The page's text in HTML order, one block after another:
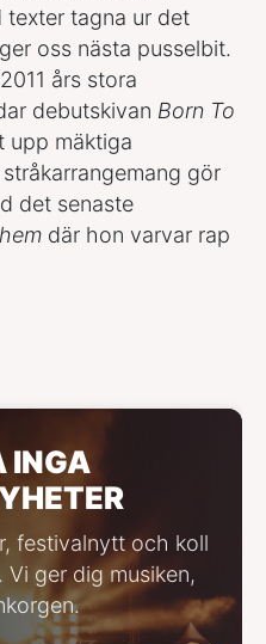
tagna ur det
oss nästa pusselbit.
års stora
debutskivan Born To
upp mäktiga
gör
det senaste
där hon varvar rap
INGA
festivalnytt och koll
ger dig musiken,